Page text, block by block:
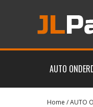
AUTO
Home /AUTO